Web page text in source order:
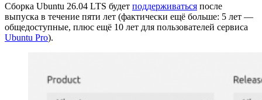
Сборка Ubuntu 26.04 LTS будет поддерживаться после
выпуска в течение пяти лет (фактически ещё больше: 5 лет —
общедоступные, плюс ещё 10 лет для пользователей сервиса
Ubuntu Pro).